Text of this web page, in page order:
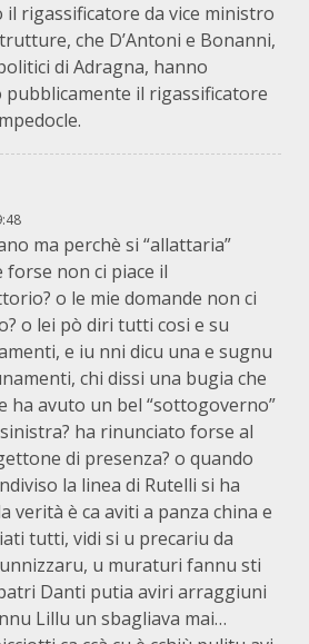
il rigassificatore da vice ministro
che D’Antoni e Bonanni,
di Adragna, hanno
pubblicamente il rigassificatore
ma perchè si “allattaria”
forse non ci piace il
o le mie domande non ci
o lei pò diri tutti cosi e su
e iu nni dicu una e sugnu
chi dissi una bugia che
ha avuto un bel “sottogoverno”
ha rinunciato forse al
di presenza? o quando
la linea di Rutelli si ha
verità è ca aviti a panza china e
tutti, vidi si u precariu da
u muraturi fannu sti
Danti putia aviri arraggiuni
Lillu un sbagliava mai…